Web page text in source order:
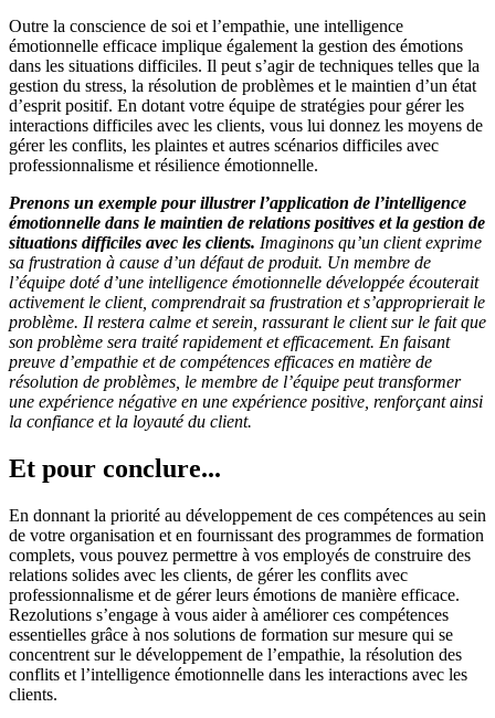
Outre la conscience de soi et l’empathie, une intelligence
émotionnelle efficace implique également la gestion des émotions
dans les situations difficiles. Il peut s’agir de techniques telles que la
gestion du stress, la résolution de problèmes et le maintien d’un état
d’esprit positif. En dotant votre équipe de stratégies pour gérer les
interactions difficiles avec les clients, vous lui donnez les moyens de
gérer les conflits, les plaintes et autres scénarios difficiles avec
professionnalisme et résilience émotionnelle.
Prenons un exemple pour illustrer l’application de l’intelligence
émotionnelle dans le maintien de relations positives et la gestion de
situations difficiles avec les clients. Imaginons qu’un client exprime
sa frustration à cause d’un défaut de produit. Un membre de
l’équipe doté d’une intelligence émotionnelle développée écouterait
activement le client, comprendrait sa frustration et s’approprierait le
problème. Il restera calme et serein, rassurant le client sur le fait que
son problème sera traité rapidement et efficacement. En faisant
preuve d’empathie et de compétences efficaces en matière de
résolution de problèmes, le membre de l’équipe peut transformer
une expérience négative en une expérience positive, renforçant ainsi
la confiance et la loyauté du client.
Et pour conclure...
En donnant la priorité au développement de ces compétences au sein
de votre organisation et en fournissant des programmes de formation
complets, vous pouvez permettre à vos employés de construire des
relations solides avec les clients, de gérer les conflits avec
professionnalisme et de gérer leurs émotions de manière efficace.
Rezolutions s’engage à vous aider à améliorer ces compétences
essentielles grâce à nos solutions de formation sur mesure qui se
concentrent sur le développement de l’empathie, la résolution des
conflits et l’intelligence émotionnelle dans les interactions avec les
clients.